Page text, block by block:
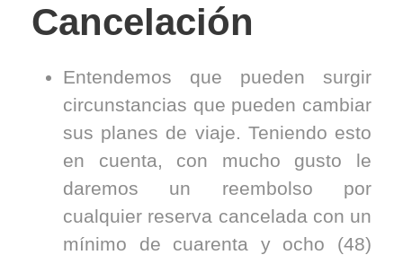
Cancelación
Entendemos que pueden surgir
circunstancias que pueden cambiar
sus planes de viaje. Teniendo esto
en cuenta, con mucho gusto le
daremos un reembolso por
cualquier reserva cancelada con un
mínimo de cuarenta y ocho (48)